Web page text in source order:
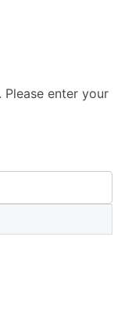
enter your